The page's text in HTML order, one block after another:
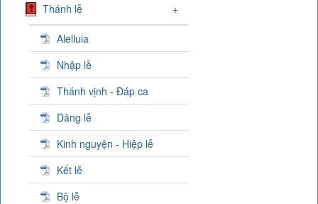
Thánh lễ +
Alelluia
Nhập lễ
Thánh vịnh - Đáp ca
Dâng lễ
Kinh nguyện - Hiệp lễ
Kết lễ
Bộ lễ